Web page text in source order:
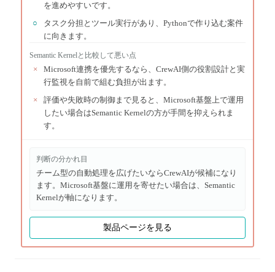
を進めやすいです。
○
タスク分担とツール実行があり、Pythonで作り込む案件
に向きます。
Semantic Kernelと比較して悪い点
×
Microsoft連携を優先するなら、CrewAI側の役割設計と実
行監視を自前で組む負担が出ます。
×
評価や失敗時の制御まで見ると、Microsoft基盤上で運用
したい場合はSemantic Kernelの方が手間を抑えられま
す。
判断の分かれ目
チーム型の自動処理を広げたいならCrewAIが候補になり
ます。Microsoft基盤に運用を寄せたい場合は、Semantic
Kernelが軸になります。
製品ページを見る